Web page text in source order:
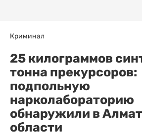
Криминал
25 килограммов
тонна прекурсоров:
подпольную
нарколабораторию
обнаружили в
области